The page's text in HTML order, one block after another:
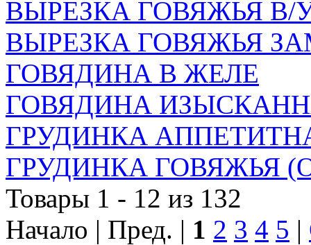
ВЫРЕЗКА ГОВЯЖЬЯ В/
ВЫРЕЗКА ГОВЯЖЬЯ
ГОВЯДИНА В ЖЕЛЕ
ГОВЯДИНА
ГРУДИНКА
ГРУДИНКА ГОВЯЖЬЯ
Товары 1 - 12 из 132
Начало | Пред. | 1 2 3 4 5 |